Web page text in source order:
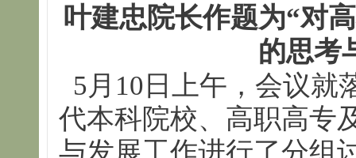
叶建忠院长作题为“对
的思考
5月10日上午，会议就
代本科院校、高职高专
与发展工作进行了分组